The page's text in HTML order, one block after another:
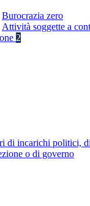
Burocrazia zero
Attività soggette a
2
di incarichi politici,
o di governo